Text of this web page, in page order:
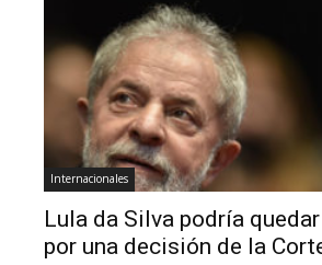
Internacionales
Lula da Silva podría
por una decisión de la